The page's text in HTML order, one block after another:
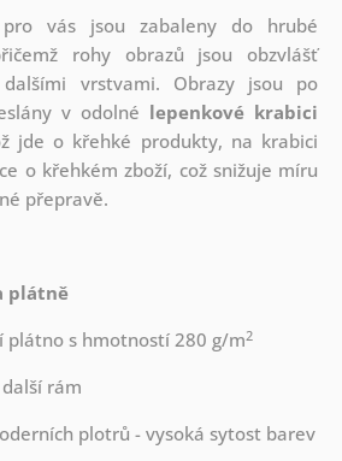
vás jsou zabaleny do hrubé
rohy obrazů jsou obzvlášť
vrstvami. Obrazy jsou po
v odolné lepenkové krabici
jde o křehké produkty, na krabici
o křehkém zboží, což snižuje míru
přepravě.
plátně
plátno s hmotností 280 g/m2
rám
plotrů - vysoká sytost barev